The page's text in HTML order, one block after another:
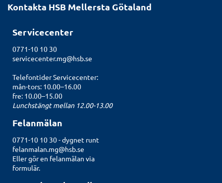
Kontakta HSB Mellersta Götaland
Servicecenter
0771-10 10 30
servicecenter.mg@hsb.se
Telefontider Servicecenter:
mån-tors: 10.00–16.00
fre: 10.00–15.00
Lunchstängt mellan 12.00-13.00
Felanmälan
0771-10 10 30 - dygnet runt
felanmalan.mg@hsb.se
Eller gör en felanmälan via
formulär.